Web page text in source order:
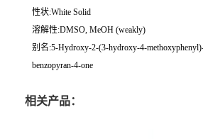
性状:White Solid
溶解性:DMSO, MeOH (weakly)
别名:5-Hydroxy-2-(3-hydroxy-4-
benzopyran-4-one
相关产品：